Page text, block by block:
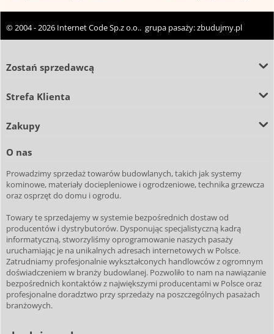
© 2004 - 2026 Internet Code Sp.z o.o.. grupa pasaży:zbudujmy.pl
Zostań sprzedawcą
Strefa Klienta
Zakupy
O nas
Prowadzimy sprzedaż towarów budowlanych, takich jak systemy
kominowe, materiały dociepleniowe i ogrodzeniowe, technika grzewcza
oraz osprzęt do domu i ogrodu.
Towary te sprzedajemy w systemie bezpośrednich dostaw od
producentów i dystrybutorów. Dysponując specjalistyczną kadrą
informatyczną, stworzyliśmy oprogramowanie naszych pasaży
uruchamiając je na unikalnych adresach internetowych w Polsce.
Zatrudniamy profesjonalnie wykształconych handlowców z ogromnym
doświadczeniem w branży budowlanej. Pozwoliło to nam na nawiązanie
bezpośrednich kontaktów z największymi producentami w Polsce oraz
profesjonalne doradztwo przy sprzedaży na poszczególnych pasażach
branżowych.